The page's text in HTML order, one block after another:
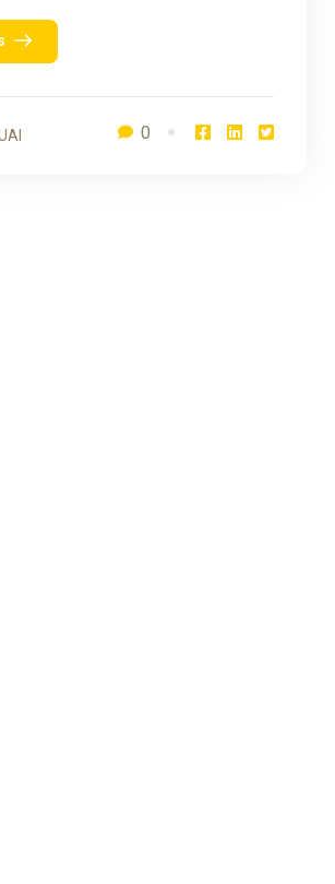
0